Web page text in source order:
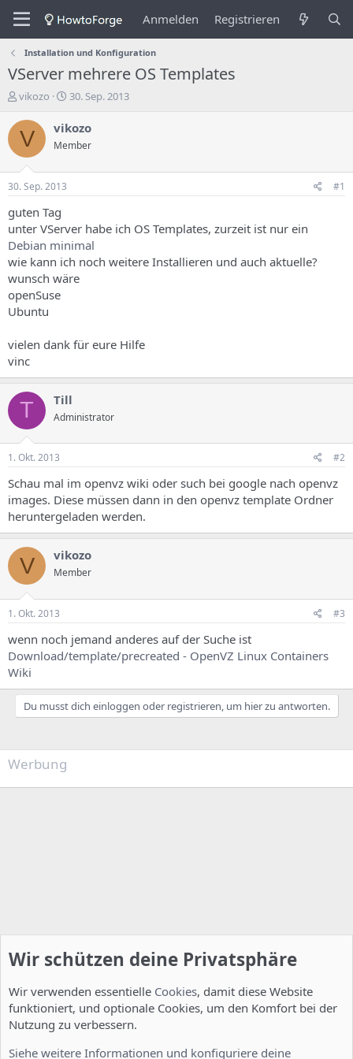
Anmelden Registrieren
Installation und Konfiguration
VServer mehrere OS Templates
E
s
t
e
e
r
d
e
s
T
h
e
m
vikozo
E
s
e
s
d
a
t
30. Sep. 2013
V vikozo
Member
30. Sep. 2013 #1
guten Tag
unter VServer habe ich OS Templates, zurzeit ist nur ein
Debian minimal
wie kann ich noch weitere Installieren und auch aktuelle?
wunsch wäre
openSuse
Ubuntu
vielen dank für eure Hilfe
vinc
T Till
Administrator
1. Okt. 2013 #2
Schau mal im openvz wiki oder such bei google nach openvz
images. Diese müssen dann in den openvz template Ordner
heruntergeladen werden.
V vikozo
Member
1. Okt. 2013 #3
wenn noch jemand anderes auf der Suche ist
Download/template/precreated - OpenVZ Linux Containers
Wiki
Du musst dich einloggen oder registrieren, um hier zu antworten.
Werbung
Wir schützen deine Privatsphäre
Wir verwenden essentielle Cookies, damit diese Website
funktioniert, und optionale Cookies, um den Komfort bei der
Nutzung zu verbessern.
Siehe weitere Informationen und konfiguriere deine